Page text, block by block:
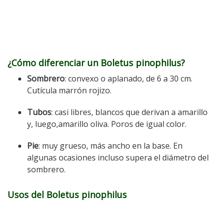
¿Cómo diferenciar un Boletus pinophilus?
Sombrero: convexo o aplanado, de 6 a 30 cm.
Cutícula marrón rojizo.
Tubos: casi libres, blancos que derivan a amarillo
y, luego,amarillo oliva. Poros de igual color.
Pie: muy grueso, más ancho en la base. En
algunas ocasiones incluso supera el diámetro del
sombrero.
Usos del Boletus pinophilus